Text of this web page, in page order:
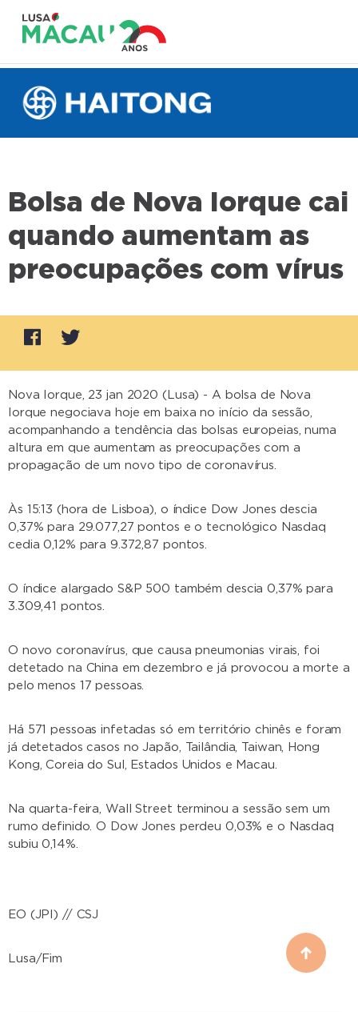
Bolsa de Nova Iorque cai
quando aumentam as
preocupações com vírus
Nova Iorque, 23 jan 2020 (Lusa) - A bolsa de Nova
Iorque negociava hoje em baixa no início da sessão,
acompanhando a tendência das bolsas europeias, numa
altura em que aumentam as preocupações com a
propagação de um novo tipo de coronavírus.
Às 15:13 (hora de Lisboa), o índice Dow Jones descia
0,37% para 29.077,27 pontos e o tecnológico Nasdaq
cedia 0,12% para 9.372,87 pontos.
O índice alargado S&P 500 também descia 0,37% para
3.309,41 pontos.
O novo coronavírus, que causa pneumonias virais, foi
detetado na China em dezembro e já provocou a morte a
pelo menos 17 pessoas.
Há 571 pessoas infetadas só em território chinês e foram
já detetados casos no Japão, Tailândia, Taiwan, Hong
Kong, Coreia do Sul, Estados Unidos e Macau.
Na quarta-feira, Wall Street terminou a sessão sem um
rumo definido. O Dow Jones perdeu 0,03% e o Nasdaq
subiu 0,14%.
EO (JPI) // CSJ
Lusa/Fim